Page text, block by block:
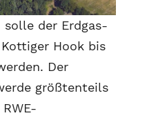
der Erdgas-
Hook bis
Der
größtenteils